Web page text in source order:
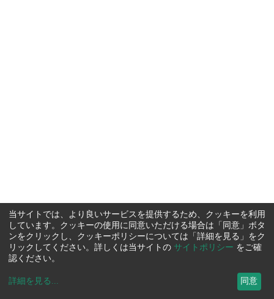
当サイトでは、より良いサービスを提供するため、クッキーを利用
しています。クッキーの使用に同意いただける場合は「同意」ボタ
ンをクリックし、クッキーポリシーについては「詳細を見る」をク
リックしてください。詳しくは当サイトの サイトポリシー をご確
認ください。
詳細を見る ... 同意